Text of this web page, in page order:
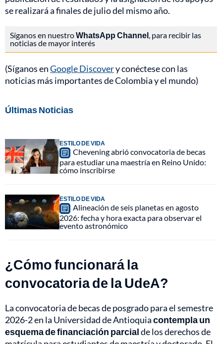
se realizará a finales de julio del mismo año.
Síganos en nuestroWhatsApp Channel, para recibir las
noticias de mayor interés
(Síganos enGoogle Discovery conéctese con las
noticias más importantes de Colombia y el mundo)
Últimas Noticias
ESTILO DE VIDA
Chevening abrió convocatoria de becas
para estudiar una maestría en Reino Unido:
cómo inscribirse
ESTILO DE VIDA
Alineación de seis planetas en agosto
2026: fecha y hora exacta para observar el
evento astronómico
¿Cómo funcionará la
convocatoria de la UdeA?
La convocatoria de becas de posgrado para el semestre
2026-2 en la Universidad de Antioquiacontempla un
esquema de financiación parcialde los derechos de